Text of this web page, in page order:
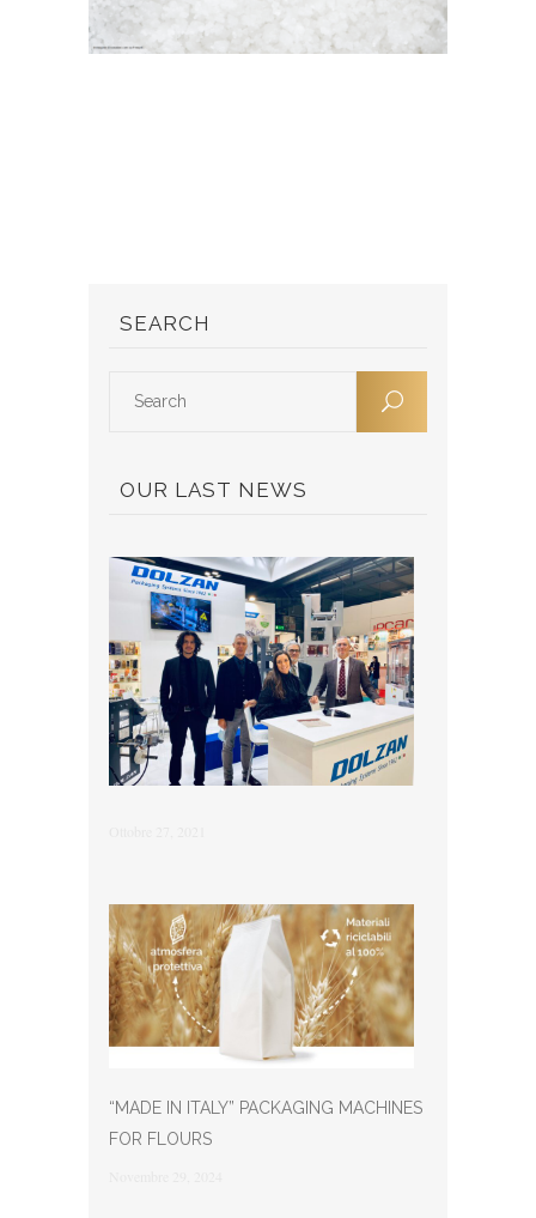
SEARCH
OUR LAST NEWS
“MADE IN ITALY” PACKAGING MACHINES
FOR FLOURS